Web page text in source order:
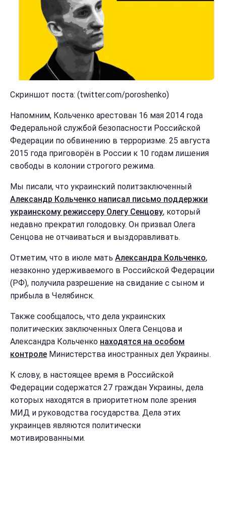
Скриншот поста: (twitter.com/poroshenko)
Напомним, Кольченко арестован 16 мая 2014 года
Федеральной службой безопасности Российской
Федерации по обвинению в терроризме. 25 августа
2015 года приговорён в России к 10 годам лишения
свободы в колонии строгого режима.
Мы писали, что украинский политзаключенный
Александр Кольченко написал письмо поддержки
украинскому режиссеру Олегу Сенцову, который
недавно прекратил голодовку. Он призвал Олега
Сенцова не отчаиваться и выздоравливать.
Отметим, что в июле мать Александра Кольченко,
незаконно удерживаемого в Российской Федерации
(РФ), получила разрешение на свидание с сыном и
прибыла в Челябинск.
Также сообщалось, что дела украинских
политических заключенных Олега Сенцова и
Александра Кольченко находятся на особом
контроле Министерства иностранных дел Украины.
К слову, в настоящее время в Российской
Федерации содержатся 27 граждан Украины, дела
которых находятся в приоритетном поле зрения
МИД и руководства государства. Дела этих
украинцев являются политически
мотивированными.